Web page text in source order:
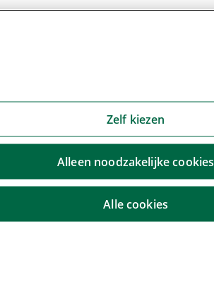
Zelf kiezen
Alleen noodzakelijke cookies
Alle cookies